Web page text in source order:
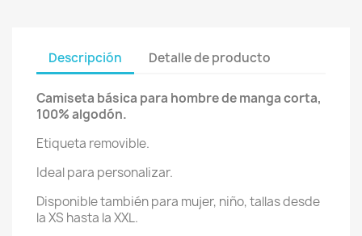
Descripción Detalle de producto
Camiseta básica para hombre de manga corta,
100% algodón.
Etiqueta removible.
Ideal para personalizar.
Disponible también para mujer, niño, tallas desde
la XS hasta la XXL.